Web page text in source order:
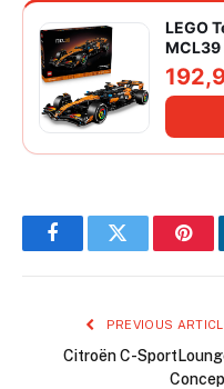
LEGO
MCL39
Adulte
Idée
FacebookTwitter
PREVIOUS
Citroën C-